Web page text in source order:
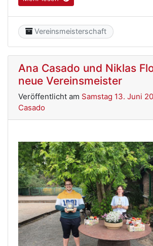
Category
Vereinsmeisterschaft
Ana Casado und Niklas
neue Vereinsmeister
Veröffentlicht am Samstag 13. Juni
Casado